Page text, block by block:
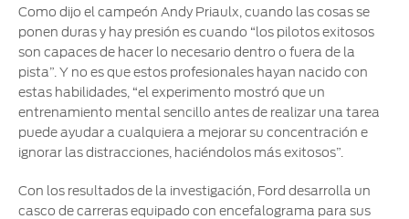
Como dijo el campeón Andy Priaulx, cuando las cosas se
ponen duras y hay presión es cuando “los pilotos exitosos
son capaces de hacer lo necesario dentro o fuera de la
pista”. Y no es que estos profesionales hayan nacido con
estas habilidades, “el experimento mostró que un
entrenamiento mental sencillo antes de realizar una tarea
puede ayudar a cualquiera a mejorar su concentración e
ignorar las distracciones, haciéndolos más exitosos”.
Con los resultados de la investigación, Ford desarrolla un
casco de carreras equipado con encefalograma para sus